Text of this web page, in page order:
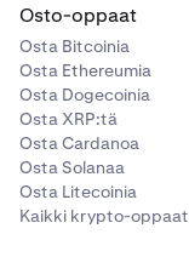
Osto-oppaat
Osta Bitcoinia
Osta Ethereumia
Osta Dogecoinia
Osta XRP:tä
Osta Cardanoa
Osta Solanaa
Osta Litecoinia
Kaikki krypto-oppaat